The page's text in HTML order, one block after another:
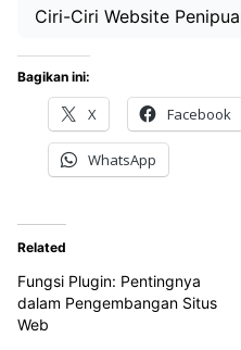
Ciri-Ciri Website
Bagikan ini:
X Facebook
WhatsApp
Related
Fungsi Plugin: Pentingnya
dalam Pengembangan Situs
Web